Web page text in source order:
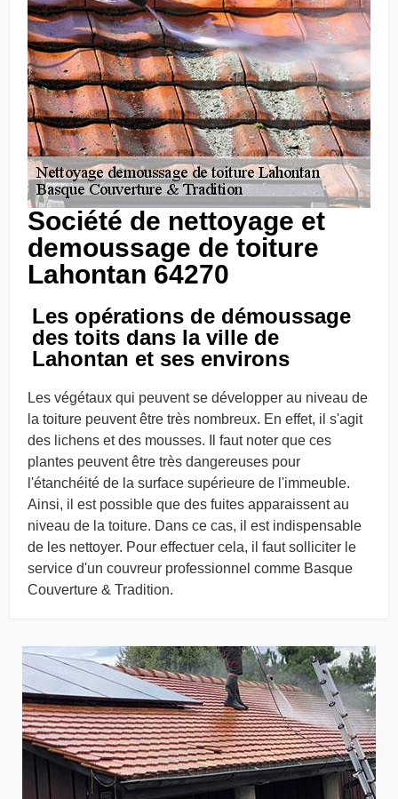
Société de nettoyage et
demoussage de toiture
Lahontan 64270
Les opérations de démoussage
des toits dans la ville de
Lahontan et ses environs
Les végétaux qui peuvent se développer au niveau de
la toiture peuvent être très nombreux. En effet, il s'agit
des lichens et des mousses. Il faut noter que ces
plantes peuvent être très dangereuses pour
l'étanchéité de la surface supérieure de l'immeuble.
Ainsi, il est possible que des fuites apparaissent au
niveau de la toiture. Dans ce cas, il est indispensable
de les nettoyer. Pour effectuer cela, il faut solliciter le
service d'un couvreur professionnel comme Basque
Couverture & Tradition.